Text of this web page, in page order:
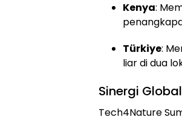
Kenya:
Türkiye:
liar di dua
Sinergi
Tech4Nature